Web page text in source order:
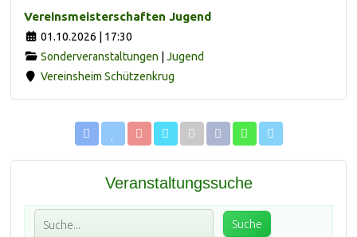
Vereinsmeisterschaften Jugend
01.10.2026 | 17:30
Sonderveranstaltungen
Jugend
Vereinsheim Schützenkrug
Veranstaltungssuche